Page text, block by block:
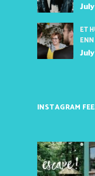
ET
INSTAGRAM